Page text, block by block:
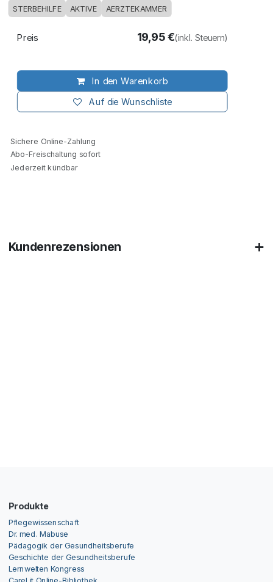
STERBEHILFE AKTIVE AERZTEKAMMER
In den Warenkorb
Auf die Wunschliste
Preis 19,95€(inkl. Steuern)
Sichere Online-Zahlung
Abo-Freischaltung sofort
Jederzeit kündbar
Kundenrezensionen
Produkte
Pflegewissenschaft
Dr. med. Mabuse
Pädagogik der Gesundheitsberufe
Geschichte der Gesundheitsberufe
Lernwelten Kongress